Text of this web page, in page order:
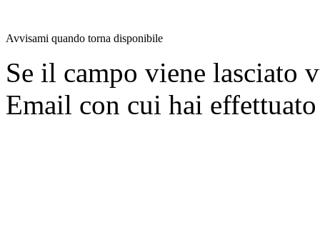
Avvisami quando torna disponibile
Se il campo viene lasciato
Email con cui hai